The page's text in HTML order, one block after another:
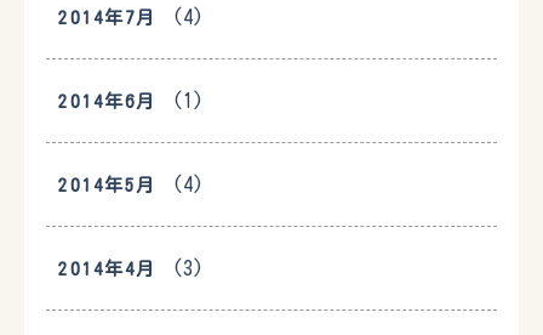
2014年7月 (4)
2014年6月 (1)
2014年5月 (4)
2014年4月 (3)